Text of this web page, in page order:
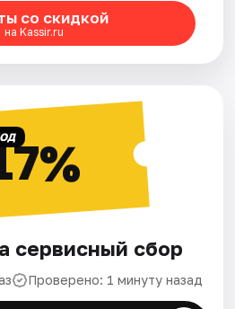
со скидкой
на Kassir.ru
сервисный сбор
Проверено: 1 минуту назад